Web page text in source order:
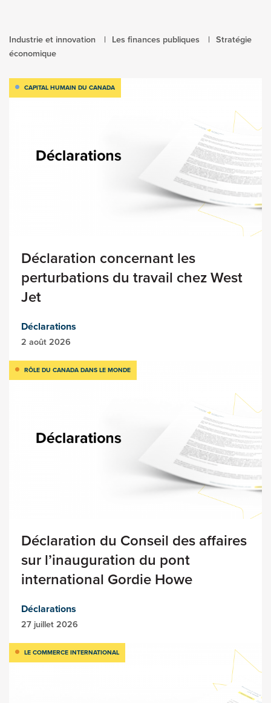
Industrie et innovation Les finances publiques
Stratégie
économique
CAPITAL HUMAIN DU CANADA
Déclaration concernant les
perturbations du travail chez West
Jet
Déclarations
2 août 2026
RÔLE DU CANADA DANS LE MONDE
Déclaration du Conseil des affaires
sur l’inauguration du pont
international Gordie Howe
Déclarations
27 juillet 2026
LE COMMERCE INTERNATIONAL